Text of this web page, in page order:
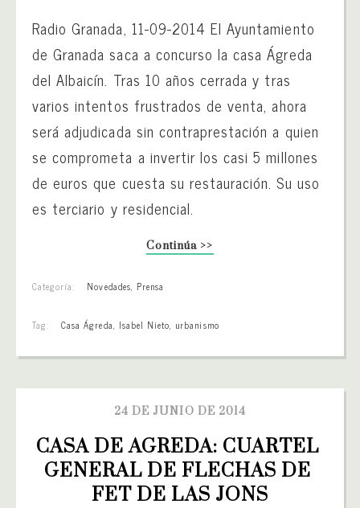
Radio Granada, 11-09-2014 El Ayuntamiento
de Granada saca a concurso la casa Ágreda
del Albaicín. Tras 10 años cerrada y tras
varios intentos frustrados de venta, ahora
será adjudicada sin contraprestación a quien
se comprometa a invertir los casi 5 millones
de euros que cuesta su restauración. Su uso
es terciario y residencial.
Continúa >>
Categoría: Novedades, Prensa
Tag: Casa Ágreda, Isabel Nieto, urbanismo
24 DE JUNIO DE 2014
CASA DE AGREDA: CUARTEL
GENERAL DE FLECHAS DE
FET DE LAS JONS